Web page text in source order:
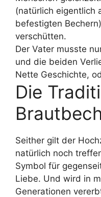
(natürlich eigentlich
befestigten
verschütten.
Der Vater musste
und die beiden
Nette Geschichte,
Die
Seither gilt der
natürlich noch
Symbol für
Liebe. Und wird in
Generationen